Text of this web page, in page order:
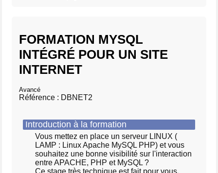
FORMATION MYSQL
INTÉGRÉ POUR UN SITE
INTERNET
Avancé
Référence : DBNET2
Introduction à la formation
Vous mettez en place un serveur LINUX (
LAMP : Linux Apache MySQL PHP) et vous
souhaitez une bonne visibilité sur l'interaction
entre APACHE, PHP et MySQL ?
Ce stage très technique est fait pour vous.